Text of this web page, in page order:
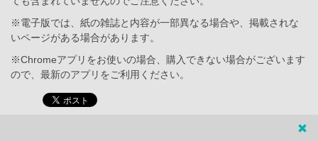
※電子版では、紙の雑誌と内容が一部異なる場合や、掲載されな
いページがある場合があります。
※Chromeアプリをお使いの場合、購入できない場合がございます
ので、最新のアプリをご利用ください。